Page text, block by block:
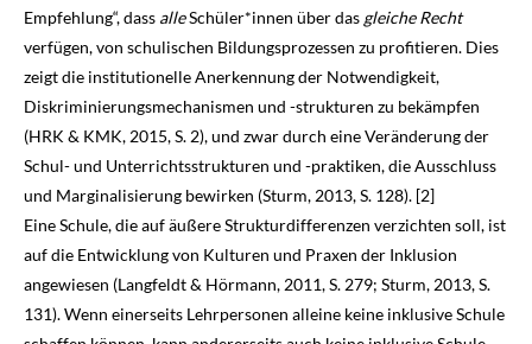
Empfehlung“, dass alleSchüler*innen über das gleicheRecht
verfügen, von schulischen Bildungsprozessen zu profitieren. Dies
zeigt die institutionelle Anerkennung der Notwendigkeit,
Diskrimi­nierungs­mechanismen und -strukturen zu bekämpfen
(HRK & KMK, 2015, S. 2), und zwar durch eine Veränderung der
Schul- und Unterrichtsstrukturen und -praktiken, die Ausschluss
und Margi­nalisierung bewirken (Sturm, 2013, S. 128). [2]
Eine Schule, die auf äußere Strukturdifferenzen verzichten soll, ist
auf die Entwicklung von Kulturen und Praxen der Inklusion
angewiesen (Langfeldt & Hörmann, 2011, S. 279; Sturm, 2013, S.
131). Wenn einerseits Lehrpersonen alleine keine inklusive Schule